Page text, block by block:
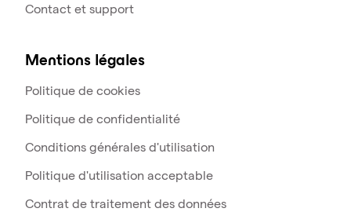
Contact et support
Mentions légales
Politique de cookies
Politique de confidentialité
Conditions générales d'utilisation
Politique d'utilisation acceptable
Contrat de traitement des données